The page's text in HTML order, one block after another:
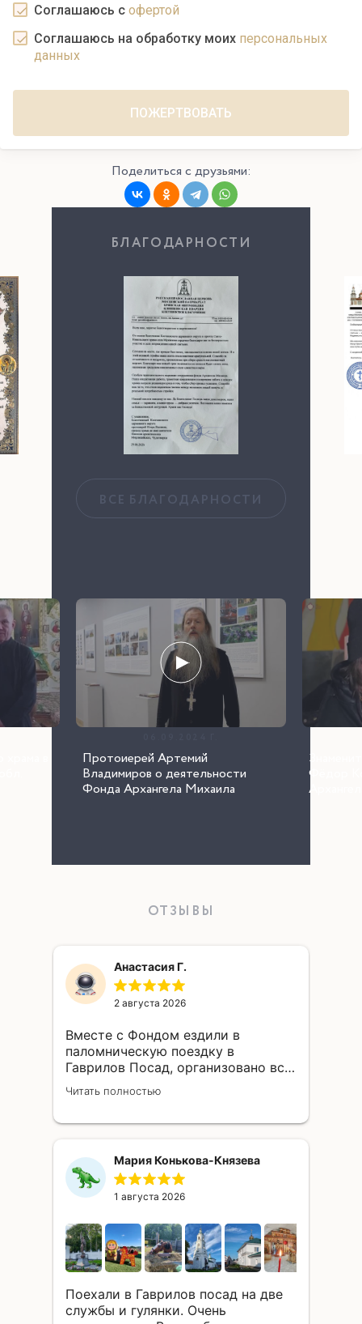
Соглашаюсь с офертой
Соглашаюсь на обработку моих персональных
данных
Поделиться с друзьями:
БЛАГОДАРНОСТИ
ВСЕ БЛАГОДАРНОСТИ
Протоиерей Артемий
Владимиров о деятельности
Фонда Архангела Михаила
Фёдор
ОТЗЫВЫ
Анастасия Г.
2 августа 2026
Вместе с Фондом ездили в
паломническую поездку в
Гаврилов Посад, организовано всё
было на высшем уровне!
Сотрудники Фонда - отзывчивые,
успешно воплощая проекты по
спасению российских
православных храмов один за
Читать полностью
Мария Конькова-Князева
1 августа 2026
Поехали в Гаврилов посад на две
службы и гулянки. Очень